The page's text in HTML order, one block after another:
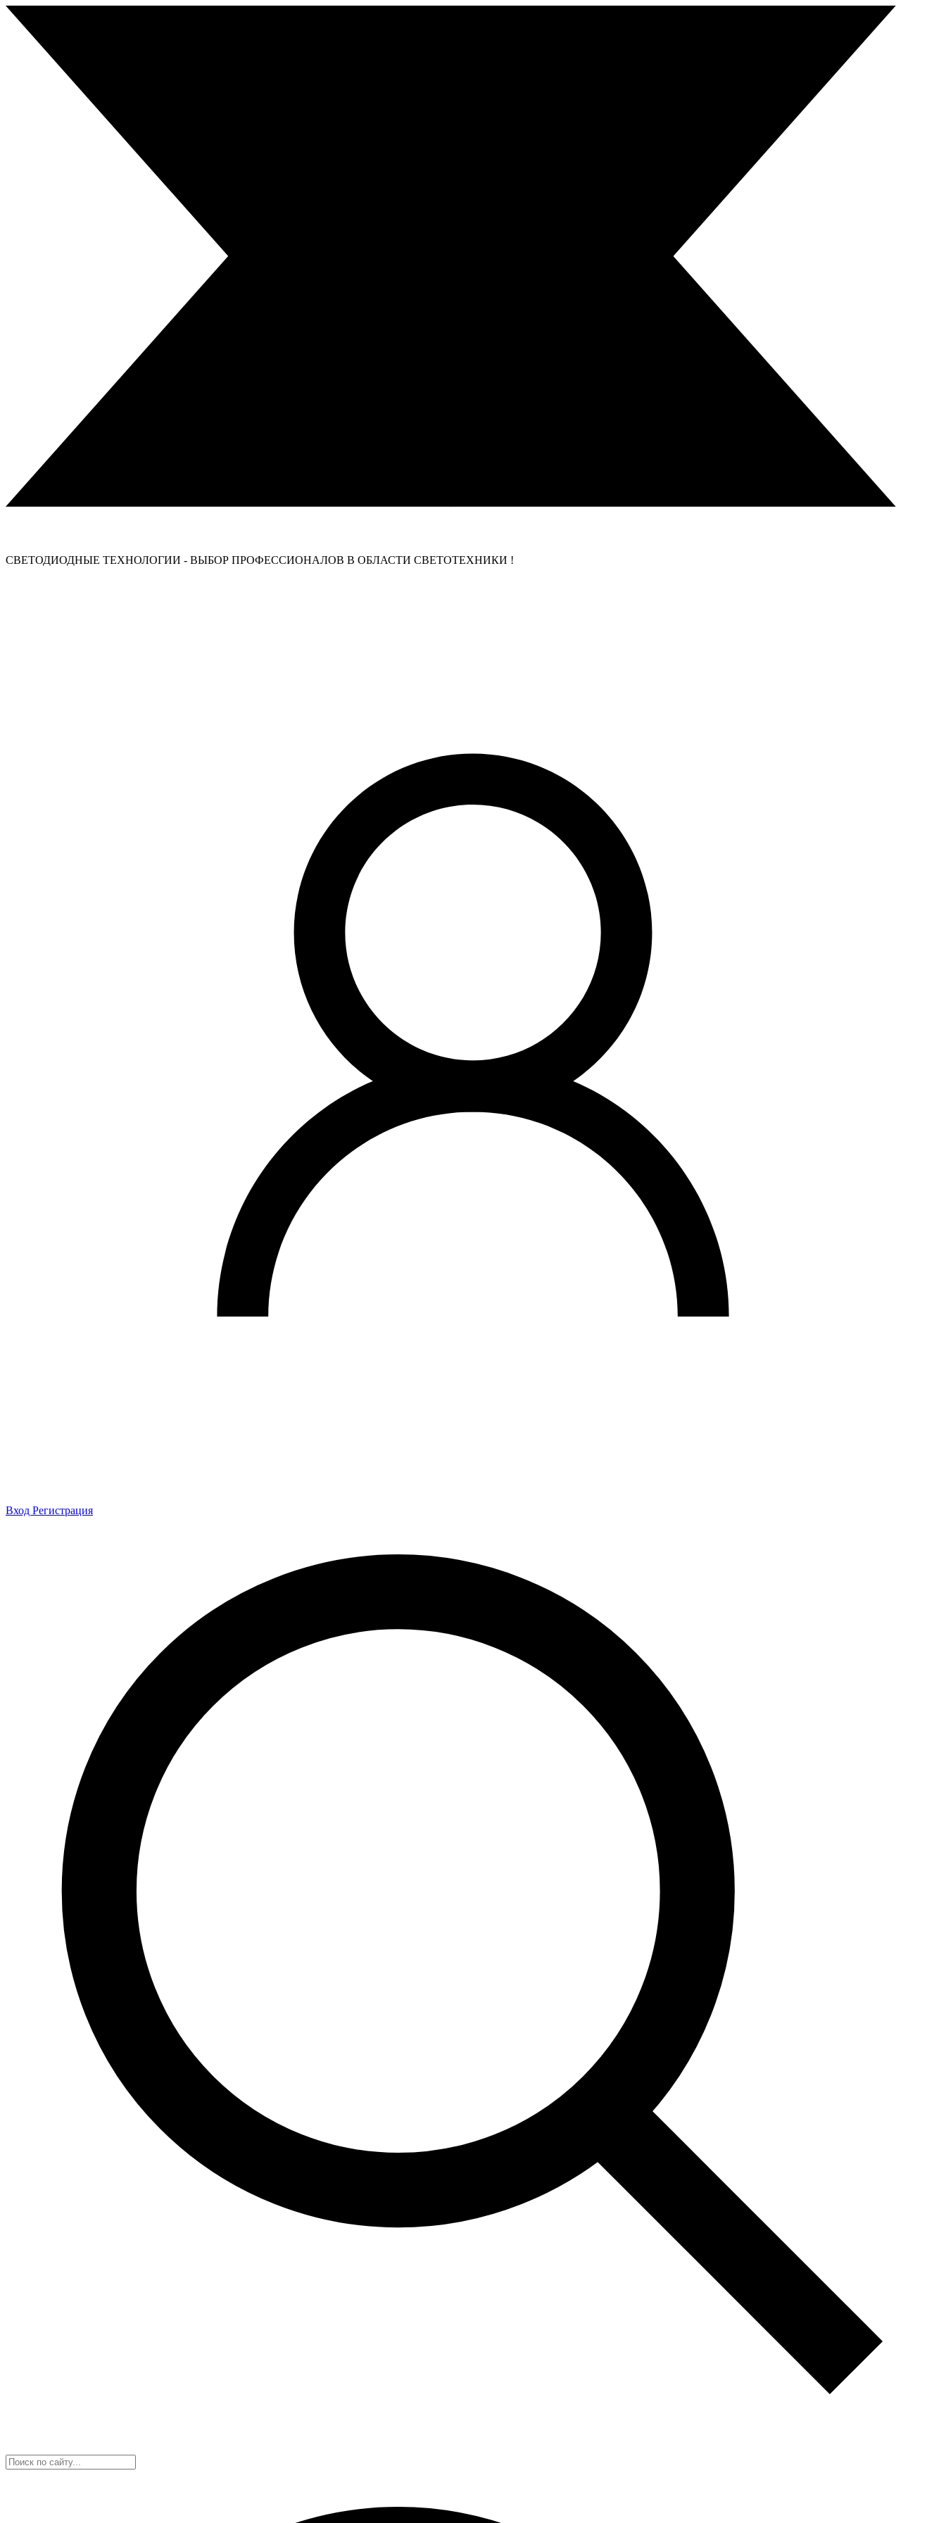
СВЕТОДИОДНЫЕ ТЕХНОЛОГИИ - ВЫБОР ПРОФЕССИОНАЛОВ В ОБЛАСТИ СВЕТОТЕХНИКИ !
Вход Регистрация